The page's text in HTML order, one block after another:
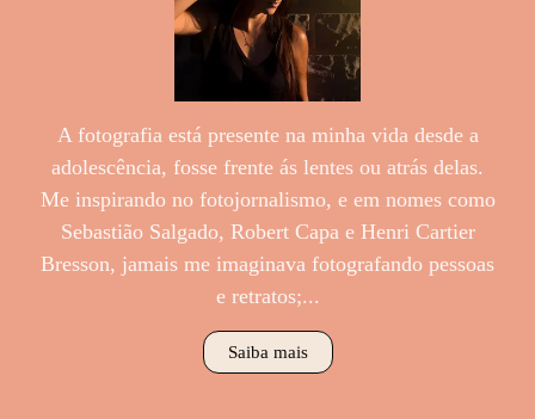
A fotografia está presente na minha vida desde a
adolescência, fosse frente ás lentes ou atrás delas.
Me inspirando no fotojornalismo, e em nomes como
Sebastião Salgado, Robert Capa e Henri Cartier
Bresson, jamais me imaginava fotografando pessoas
e retratos;...
Saiba mais